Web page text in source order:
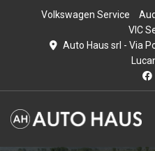
Volkswagen Service
VIC
Auto Haus srl - Via